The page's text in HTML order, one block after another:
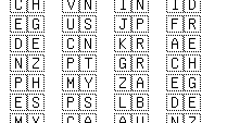
🇨🇭 🇻🇳 🇮🇳
🇮🇩
🇪🇬 🇺🇸 🇯🇵
🇫🇷
🇩🇪 🇨🇳 🇰🇷
🇦🇪
🇳🇿 🇵🇹 🇬🇷
🇨🇭
🇵🇭 🇲🇾 🇿🇦
🇪🇬
🇪🇸 🇵🇸 🇱🇧
🇩🇪